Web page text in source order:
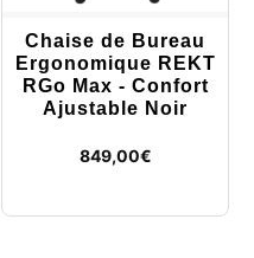
Chaise de Bureau
Ergonomique REKT
RGo Max - Confort
Ajustable Noir
849,00€